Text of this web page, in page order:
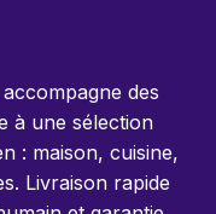
des
à une sélection
: maison, cuisine,
Livraison rapide